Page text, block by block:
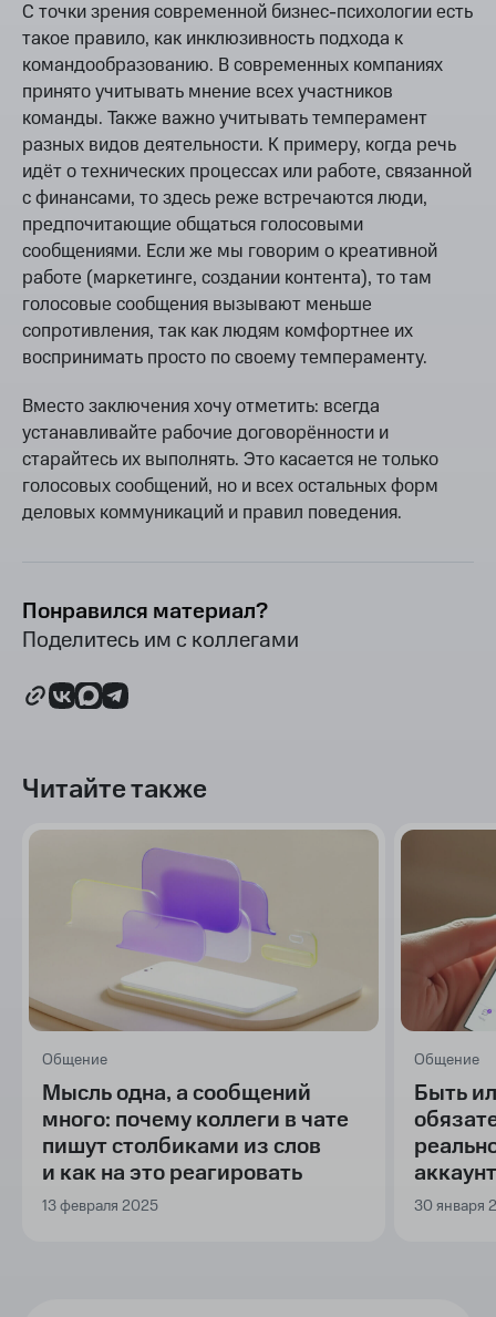
С точки зрения современной бизнес-психологии есть
такое правило, как инклюзивность подхода к
командообразованию. В современных компаниях
принято учитывать мнение всех участников
команды. Также важно учитывать темперамент
разных видов деятельности. К примеру, когда речь
идёт о технических процессах или работе, связанной
с финансами, то здесь реже встречаются люди,
предпочитающие общаться голосовыми
сообщениями. Если же мы говорим о креативной
работе (маркетинге, создании контента), то там
голосовые сообщения вызывают меньше
сопротивления, так как людям комфортнее их
воспринимать просто по своему темпераменту.
Вместо заключения хочу отметить: всегда
устанавливайте рабочие договорённости и
старайтесь их выполнять. Это касается не только
голосовых сообщений, но и всех остальных форм
деловых коммуникаций и правил поведения.
Понравился материал?
Поделитесь им с коллегами
Читайте также
Общение
Мысль одна, а сообщений
много: почему коллеги в чате
пишут столбиками из слов
и как на это реагировать
13 февраля 2025
Общение
Быть
30 января